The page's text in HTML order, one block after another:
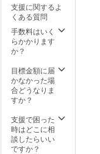
支援に関するよ
くある質問
手数料はいく
らかかります
か？
目標金額に届
かなかった場
合どうなりま
すか？
支援で困った
時はどこに相
談したらいい
ですか？